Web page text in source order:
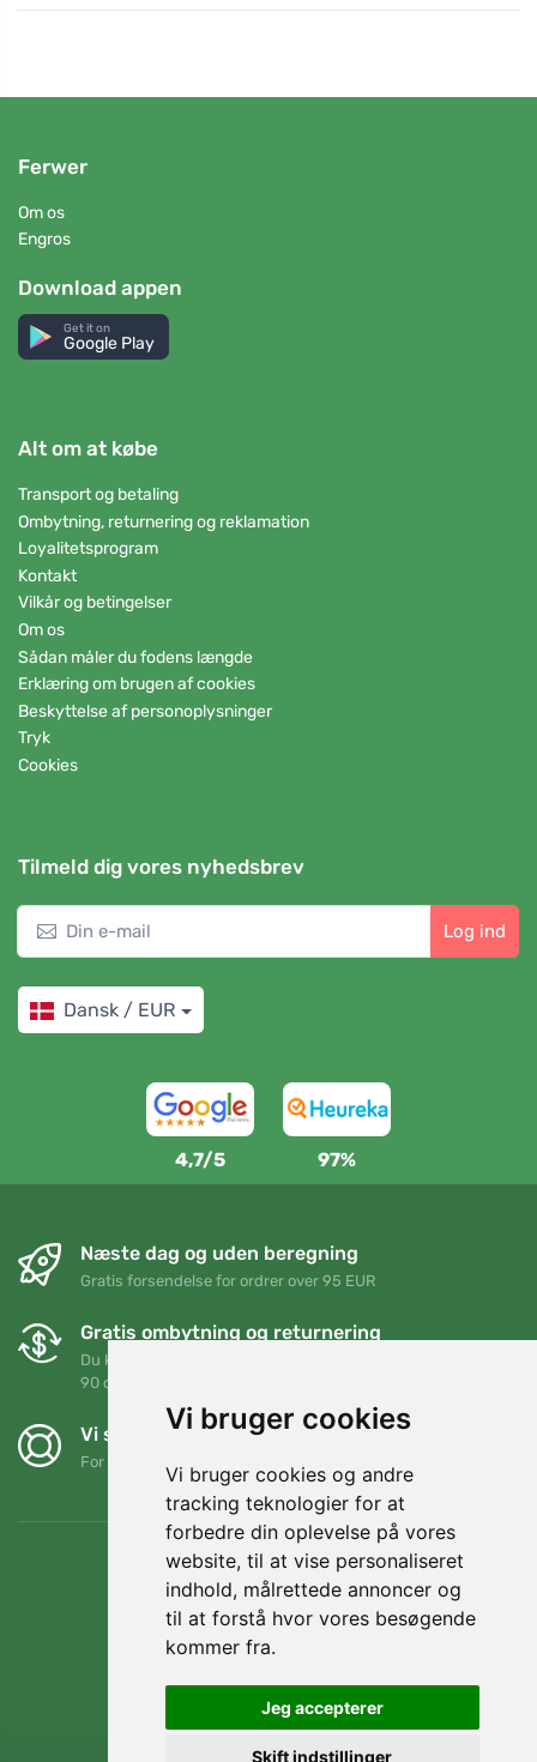
Vi bruger cookies
Vi bruger cookies og andre
tracking teknologier for at
forbedre din oplevelse på vores
website, til at vise personaliseret
indhold, målrettede annoncer og
til at forstå hvor vores besøgende
kommer fra.
Jeg accepterer
Skift indstillinger
Ferwer
Om os
Engros
Download appen
Get it on
Google Play
Alt om at købe
Transport og betaling
Ombytning, returnering og reklamation
Loyalitetsprogram
Kontakt
Vilkår og betingelser
Om os
Sådan måler du fodens længde
Erklæring om brugen af cookies
Beskyttelse af personoplysninger
Tryk
Cookies
Tilmeld dig vores nyhedsbrev
Log ind
Dansk / EUR
4,7/5 97%
Næste dag og uden beregning
Gratis forsendelse for ordrer over 95 EUR
Gratis ombytning og returnering
Du kan returnere eller bytte din ordre når som helst inden for
90 dage
Vi støtter Trees.org
For hver ordre planter vi et træ! Læs mere